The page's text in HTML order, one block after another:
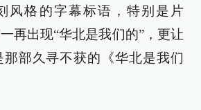
风格的字幕标语，特别是片
再出现“华北是我们的”，更让
那部久寻不获的《华北是我们